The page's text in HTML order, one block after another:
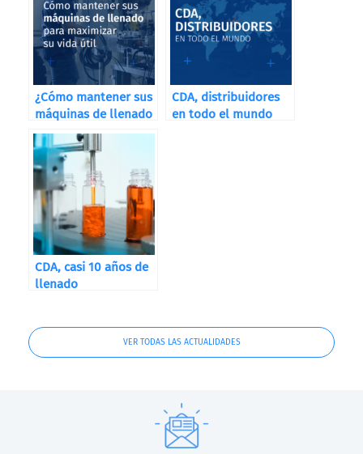
¿Cómo mantener sus
máquinas de llenado
para maximizar su
vida útil?
CDA, distribuidores
en todo el mundo
CDA, casi 10 años de
llenado
VER TODAS LAS ACTUALIDADES